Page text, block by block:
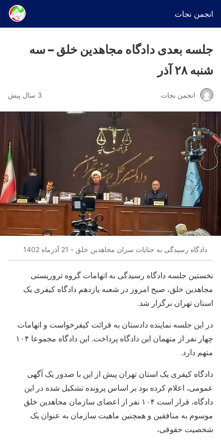
انجمن نجات
جلسه بعدی دادگاه مجاهدین خلق – سه
شنبه ۲۸ آذر
انجمن نجات 3 سال پیش
دادگاه رسیدگی به جنایات سران مجاهدین خلق - 21 آذرماه 1402
نخستین جلسه دادگاه رسیدگی به اتهامات گروه تروریستی
مجاهدین خلق، صبح امروز در شعبه یازدهم دادگاه کیفری یک
استان تهران برگزار شد.
در این جلسه نماینده دادستان به قرائت کیفرخواست و اتهامات
چهار نفر از متهمان این دادگاه پرداخت. این دادگاه مجموعا ۱۰۴
متهم دارد.
دادگاه کیفری یک استان تهران پیش از این با صدور یک آگهی
عمومی، اعلام کرده بود بر اساس پرونده تشکیل شده در این
دادگاه، قرار است ۱۰۴ نفر از اعضای سازمان مجاهدین خلق
موسوم به منافقین و همچنین ماهیت سازمان به عنوان یک
شخصیت حقوقی،